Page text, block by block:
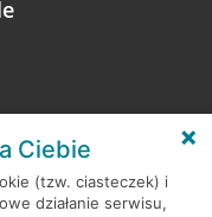
Ciebie
(tzw. ciasteczek) i
działanie serwisu,